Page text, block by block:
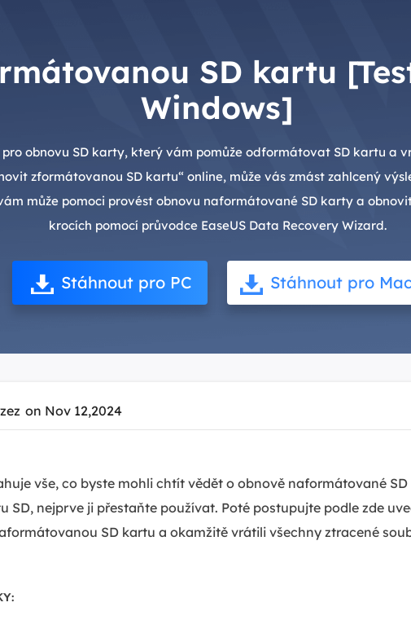
SD kartu
Windows]
obnovu SD karty, který vám pomůže odformátovat SD kartu a
zformátovanou SD kartu“ online, může vás zmást zahlcený
může pomoci provést obnovu naformátované SD karty a
krocích pomocí průvodce EaseUS Data Recovery Wizard.
Stáhnout pro PC Stáhnout pro Mac
on Nov 12,2024
vše, co byste mohli chtít vědět o obnově naformátované
SD, nejprve ji přestaňte používat. Poté postupujte podle zde
SD kartu a okamžitě vrátili všechny ztracené